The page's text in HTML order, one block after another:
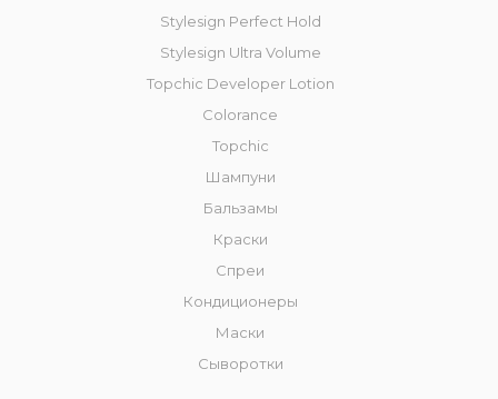
Stylesign Perfect Hold
Stylesign Ultra Volume
Topchic Developer Lotion
Colorance
Topchic
Шампуни
Бальзамы
Краски
Спреи
Кондиционеры
Маски
Сыворотки